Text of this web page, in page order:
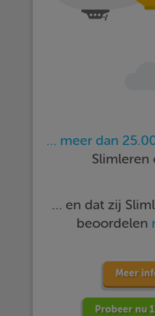
… meer dan
Slimleren
… en dat zij
beoordelen
Meer
Probeer nu